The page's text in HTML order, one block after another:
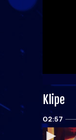
Klipe
02:57